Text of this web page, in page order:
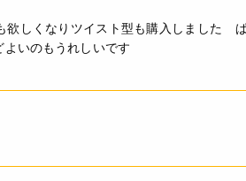
しくなりツイスト型も購入しました
いのもうれしいです